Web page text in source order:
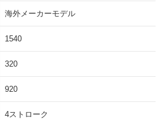
海外メーカーモデル
1540
320
920
4ストローク